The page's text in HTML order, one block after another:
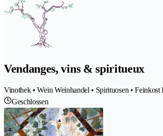
Vendanges, vins & spiritueux
Vinothek • Wein Weinhandel • Spirituosen • Feinkost
Geschlossen